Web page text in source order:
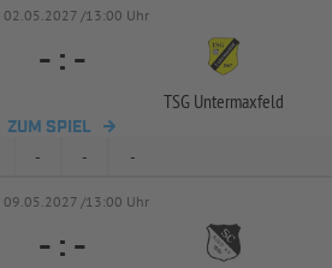
02.05.2027 /13:00 Uhr
- : -
TSG Untermaxfeld
ZUM SPIEL
- - -
09.05.2027 /13:00 Uhr
- : -